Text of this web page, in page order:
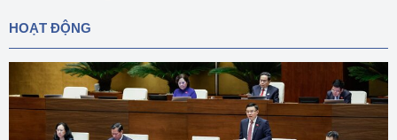
HOẠT ĐỘNG